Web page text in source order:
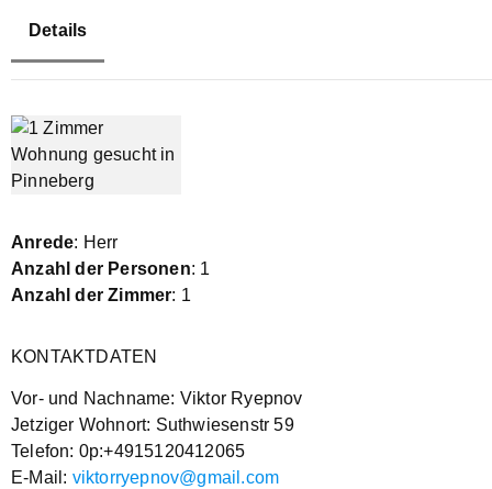
Details
Anrede: Herr
Anzahl der Personen: 1
Anzahl der Zimmer: 1
KONTAKTDATEN
Vor- und Nachname: Viktor Ryepnov
Jetziger Wohnort: Suthwiesenstr 59
Telefon: 0p:+4915120412065
E-Mail: viktorryepnov@gmail.com